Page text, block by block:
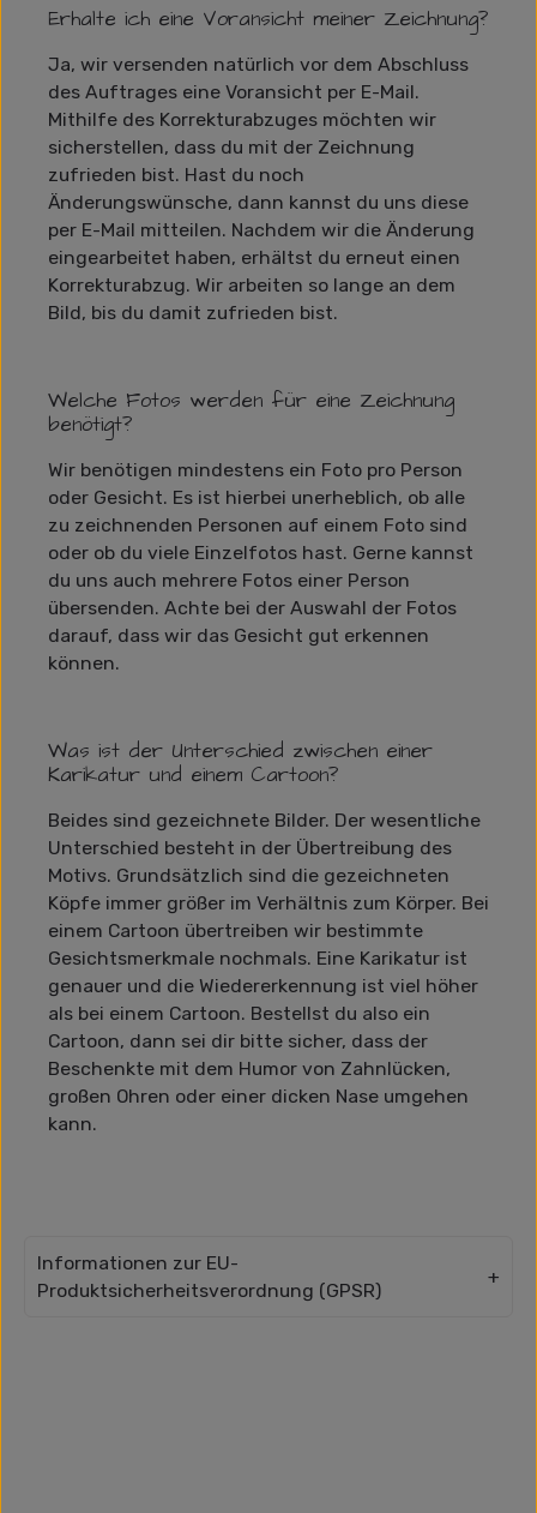
Erhalte ich eine Voransicht meiner Zeichnung?
Ja, wir versenden natürlich vor dem Abschluss
des Auftrages eine Voransicht per E-Mail.
Mithilfe des Korrekturabzuges möchten wir
sicherstellen, dass du mit der Zeichnung
zufrieden bist. Hast du noch
Änderungswünsche, dann kannst du uns diese
per E-Mail mitteilen. Nachdem wir die Änderung
eingearbeitet haben, erhältst du erneut einen
Korrekturabzug. Wir arbeiten so lange an dem
Bild, bis du damit zufrieden bist.
Welche Fotos werden für eine Zeichnung
benötigt?
Wir benötigen mindestens ein Foto pro Person
oder Gesicht. Es ist hierbei unerheblich, ob alle
zu zeichnenden Personen auf einem Foto sind
oder ob du viele Einzelfotos hast. Gerne kannst
du uns auch mehrere Fotos einer Person
übersenden. Achte bei der Auswahl der Fotos
darauf, dass wir das Gesicht gut erkennen
können.
Was ist der Unterschied zwischen einer
Karikatur und einem Cartoon?
Beides sind gezeichnete Bilder. Der wesentliche
Unterschied besteht in der Übertreibung des
Motivs. Grundsätzlich sind die gezeichneten
Köpfe immer größer im Verhältnis zum Körper. Bei
einem Cartoon übertreiben wir bestimmte
Gesichtsmerkmale nochmals. Eine Karikatur ist
genauer und die Wiedererkennung ist viel höher
als bei einem Cartoon. Bestellst du also ein
Cartoon, dann sei dir bitte sicher, dass der
Beschenkte mit dem Humor von Zahnlücken,
großen Ohren oder einer dicken Nase umgehen
kann.
Informationen zur EU-
Produktsicherheitsverordnung (GPSR)